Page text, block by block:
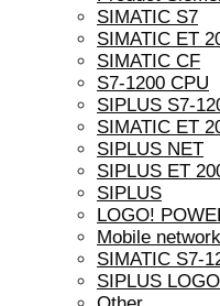
SIMATIC S7
SIMATIC ET
SIMATIC CF
S7-1200 CPU
SIPLUS S7-
SIMATIC ET
SIPLUS NET
SIPLUS ET
SIPLUS
LOGO!
Mobile
SIMATIC S7-
SIPLUS